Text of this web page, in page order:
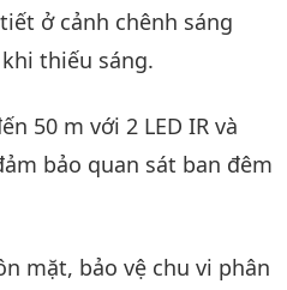
ở cảnh chênh sáng
thiếu sáng.
50 m với 2 LED IR và
bảo quan sát ban đêm
mặt, bảo vệ chu vi phân